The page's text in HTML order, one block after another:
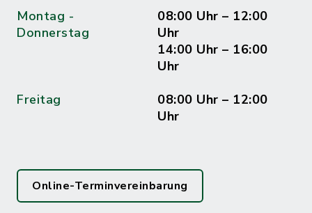
Montag -
Donnerstag
08:00 Uhr – 12:00
Uhr
14:00 Uhr – 16:00
Uhr
Freitag
08:00 Uhr – 12:00
Uhr
Online-Terminvereinbarung